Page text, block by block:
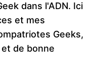
dans l'ADN. Ici
et mes
Geeks,
de bonne